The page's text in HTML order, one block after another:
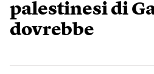
palestinesi di
dovrebbe